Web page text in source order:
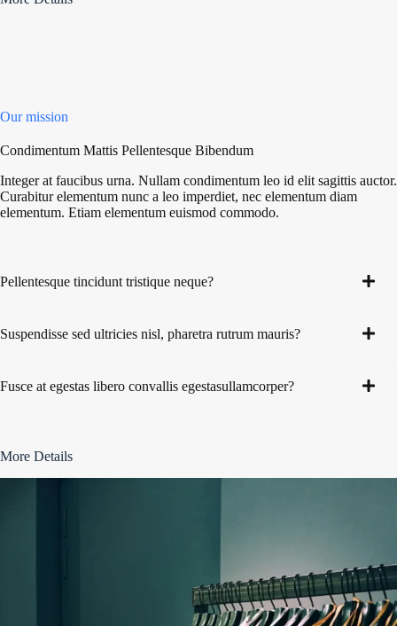
Our mission
Condimentum Mattis Pellentesque Bibendum
Integer at faucibus urna. Nullam condimentum leo id elit sagittis auctor.
Curabitur elementum nunc a leo imperdiet, nec elementum diam
elementum. Etiam elementum euismod commodo.
Pellentesque tincidunt tristique neque?
Suspendisse sed ultricies nisl, pharetra rutrum mauris?
Fusce at egestas libero convallis egestasullamcorper?
More Details